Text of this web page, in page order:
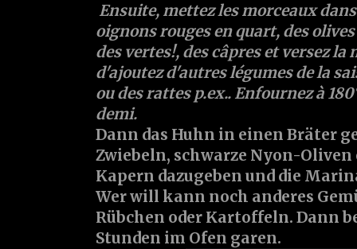
Ensuite, mettez les morceaux
oignons rouges en quart, des
des vertes!, des câpres et versez la
d'ajoutez d'autres légumes de la
ou des rattes p.ex.. Enfournez à
demi.
Dann das Huhn in einen Bräter
Zwiebeln, schwarze Nyon-
Kapern dazugeben und die
Wer will kann noch anderes
Rübchen oder Kartoffeln. Dann
Stunden im Ofen garen.